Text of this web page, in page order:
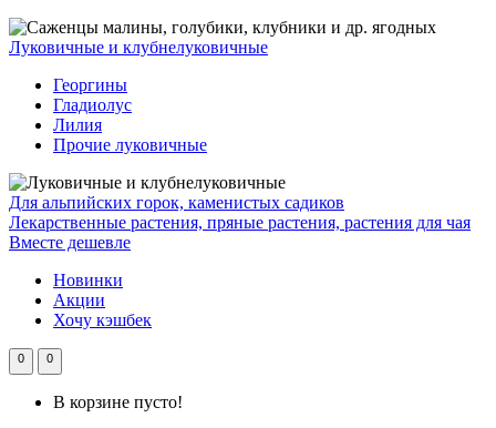
Луковичные и клубнелуковичные
Георгины
Гладиолус
Лилия
Прочие луковичные
Для альпийских горок, каменистых садиков
Лекарственные растения, пряные растения, растения для чая
Вместе дешевле
Новинки
Акции
Хочу кэшбек
0 0
В корзине пусто!